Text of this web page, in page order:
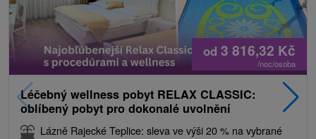
od 3 816,32 Kč
/noc/osoba
Léčebný wellness pobyt RELAX CLASSIC:
oblíbený pobyt pro dokonalé uvolnění
Lázně Rajecké Teplice: sleva ve výši 20 % na vybrané